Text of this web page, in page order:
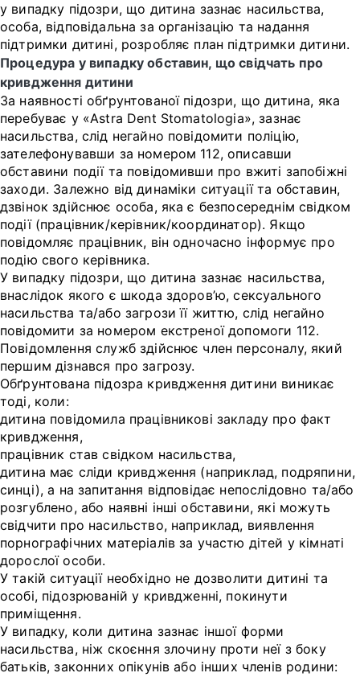
у випадку підозри, що дитина зазнає насильства,
особа, відповідальна за організацію та надання
підтримки дитині, розробляє план підтримки дитини.
Процедура у випадку обставин, що свідчать про
кривдження дитини
За наявності обґрунтованої підозри, що дитина, яка
перебуває у «Astra Dent Stomatologia», зазнає
насильства, слід негайно повідомити поліцію,
зателефонувавши за номером 112, описавши
обставини події та повідомивши про вжиті запобіжні
заходи. Залежно від динаміки ситуації та обставин,
дзвінок здійснює особа, яка є безпосереднім свідком
події (працівник/керівник/координатор). Якщо
повідомляє працівник, він одночасно інформує про
подію свого керівника.
У випадку підозри, що дитина зазнає насильства,
внаслідок якого є шкода здоров’ю, сексуального
насильства та/або загрози її життю, слід негайно
повідомити за номером екстреної допомоги 112.
Повідомлення служб здійснює член персоналу, який
першим дізнався про загрозу.
Обґрунтована підозра кривдження дитини виникає
тоді, коли:
дитина повідомила працівникові закладу про факт
кривдження,
працівник став свідком насильства,
дитина має сліди кривдження (наприклад, подряпини,
синці), а на запитання відповідає непослідовно та/або
розгублено, або наявні інші обставини, які можуть
свідчити про насильство, наприклад, виявлення
порнографічних матеріалів за участю дітей у кімнаті
дорослої особи.
У такій ситуації необхідно не дозволити дитині та
особі, підозрюваній у кривдженні, покинути
приміщення.
У випадку, коли дитина зазнає іншої форми
насильства, ніж скоєння злочину проти неї з боку
батьків, законних опікунів або інших членів родини: